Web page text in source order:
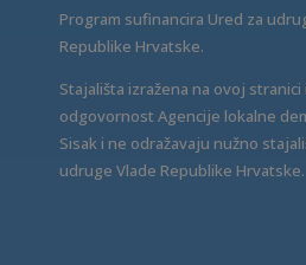
Program sufinancira Ured za
Republike Hrvatske.
Stajališta izražena na ovoj
odgovornost Agencije lokalne
Sisak i ne odražavaju nužno
udruge Vlade Republike Hrvatske.